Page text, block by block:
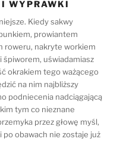
WYPRAWKI
Kiedy sakwy
prowiantem
roweru, nakryte workiem
śpiworem, uświadamiasz
okrakiem tego ważącego
na nim najbliższy
podniecenia nadciągającą
tym co nieznane
przez głowę myśl,
po obawach nie zostaje już